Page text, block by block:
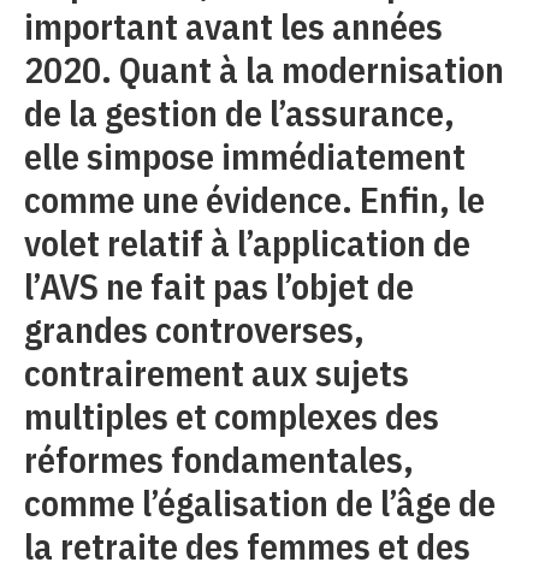
important avant les années
2020. Quant à la modernisation
de la gestion de l’assurance,
elle simpose immédiatement
comme une évidence. Enfin, le
volet relatif à l’application de
l’AVS ne fait pas l’objet de
grandes controverses,
contrairement aux sujets
multiples et complexes des
réformes fondamentales,
comme l’égalisation de l’âge de
la retraite des femmes et des